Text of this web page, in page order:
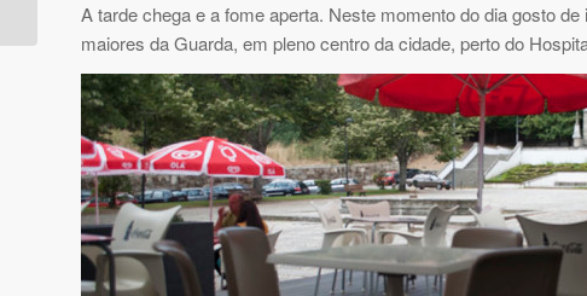
A tarde chega e a fome aperta. Neste momento do dia gosto
maiores da Guarda, em pleno centro da cidade, perto do